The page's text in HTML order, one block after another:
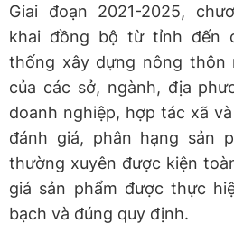
Giai đoạn 2021-2025,
khai đồng bộ từ tỉnh đến
thống xây dựng nông thôn
của các sở, ngành, địa
doanh nghiệp, hợp tác xã
đánh giá, phân hạng sản
thường xuyên được kiện
giá sản phẩm được thực
bạch và đúng quy định.